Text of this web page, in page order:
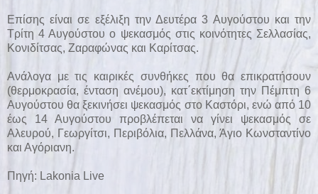
Επίσης είναι σε εξέλιξη την Δευτέρα 3 Αυγούστου και την
Τρίτη 4 Αυγούστου ο ψεκασμός στις κοινότητες Σελλασίας,
Κονιδίτσας, Ζαραφώνας και Καρίτσας.
Ανάλογα με τις καιρικές συνθήκες που θα επικρατήσουν
(θερμοκρασία, ένταση ανέμου), κατ΄εκτίμηση την Πέμπτη 6
Αυγούστου θα ξεκινήσει ψεκασμός στο Καστόρι, ενώ από 10
έως 14 Αυγούστου προβλέπεται να γίνει ψεκασμός σε
Αλευρού, Γεωργίτσι, Περιβόλια, Πελλάνα, Άγιο Κωνσταντίνο
και Αγόριανη.
Πηγή: Lakonia Live